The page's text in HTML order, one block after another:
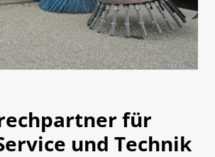
für
und Technik